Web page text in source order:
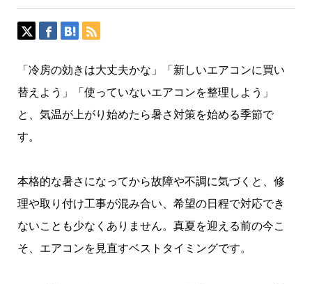
「冷房の効きは大丈夫かな」「新しいエアコンに買い
替えよう」「使っていないエアコンを整理しよう」
と、気温が上がり始めたら暑さ対策を始める季節で
す。
本格的な暑さになってから故障や不調に気づくと、修
理や取り付け工事が混み合い、希望の日程で対応でき
ないことも少なくありません。真夏を迎える前の今こ
そ、エアコンを見直すベストタイミングです。